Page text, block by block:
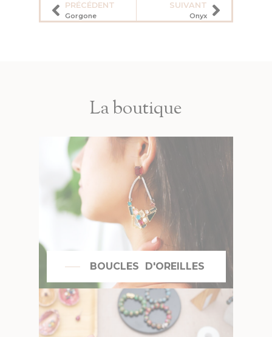
PRÉCÉDENT
Gorgone
SUIVANT
Onyx
La boutique
BOUCLES D'OREILLES